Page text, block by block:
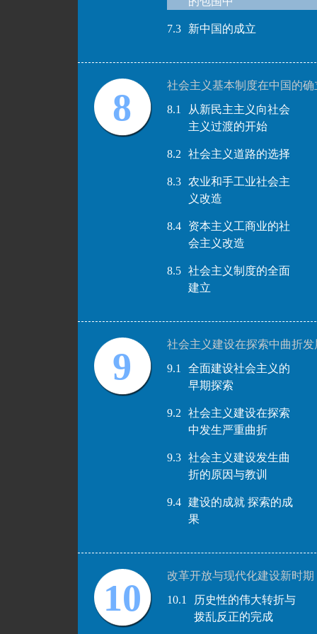
7.3 新中国的成立
8
社会主义基本制度在中国的确
8.1
从新民主主义向社会
主义过渡的开始
8.2 社会主义道路的选择
8.3
农业和手工业社会主
义改造
8.4
资本主义工商业的社
会主义改造
8.5
社会主义制度的全面
建立
9
社会主义建设在探索中曲折发
9.1
全面建设社会主义的
早期探索
9.2
社会主义建设在探索
中发生严重曲折
9.3
社会主义建设发生曲
折的原因与教训
9.4
建设的成就 探索的成
果
10
改革开放与现代化建设新时期
10.1
历史性的伟大转折与
拨乱反正的完成